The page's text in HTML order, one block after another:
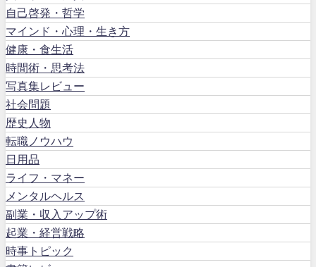
自己啓発・哲学
マインド・心理・生き方
健康・食生活
時間術・思考法
写真集レビュー
社会問題
歴史人物
転職ノウハウ
日用品
ライフ・マネー
メンタルヘルス
副業・収入アップ術
起業・経営戦略
時事トピック